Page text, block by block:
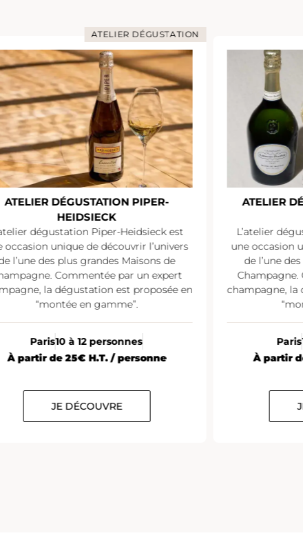
ATELIER DÉGUSTATION
ATELIER DÉGUSTATION PIPER-
HEIDSIECK
dégustation Piper-Heidsieck est
occasion unique de découvrir l’univers
l’une des plus grandes Maisons de
Commentée par un expert
la dégustation est proposée en
“montée en gamme”.
Paris10 à 12 personnes
À partir de 25€ H.T. / personne
JE DÉCOUVRE
ATELIER
L’atelier
une occasion
de l’une
champagne, la
Paris
À partir